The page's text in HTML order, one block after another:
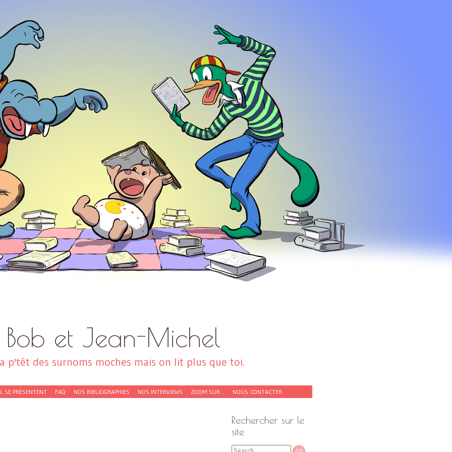
Bob et Jean-Michel
p'têt des surnoms moches mais on lit plus que toi.
SE PRÉSENTENT FAQ NOS BIBLIOGRAPHIES NOS INTERVIEWS ZOOM SUR… NOUS CONTACTER
Rechercher sur le
site
Search